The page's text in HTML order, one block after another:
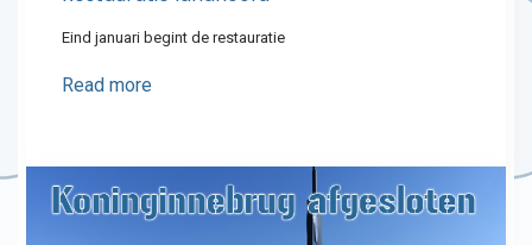
Eind januari begint de restauratie
Read more